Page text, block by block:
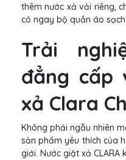
thêm nước xả vải riêng,
có ngay bộ quần áo
Trải
đẳng cấp
xả Clara
Không phải ngẫu nhiên
sản phẩm yêu thích của
giới. Nước giặt xả